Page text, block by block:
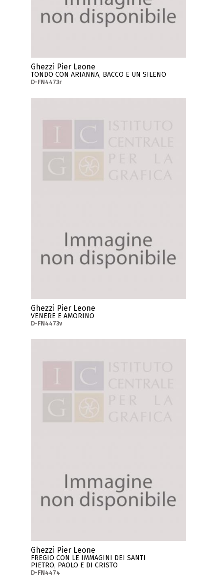
Ghezzi Pier Leone
TONDO CON ARIANNA, BACCO E UN SILENO
D-FN4473r
Ghezzi Pier Leone
VENERE E AMORINO
D-FN4473v
Ghezzi Pier Leone
FREGIO CON LE IMMAGINI DEI SANTI
PIETRO, PAOLO E DI CRISTO
D-FN4474